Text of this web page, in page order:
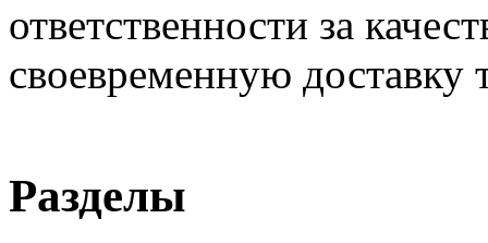
ответственности за
своевременную доставку
Разделы